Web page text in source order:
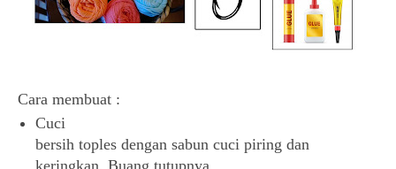
Cara membuat :
Cuci
bersih toples dengan sabun cuci piring dan
keringkan. Buang tutupnya.